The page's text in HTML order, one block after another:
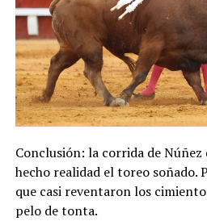
Conclusión: la corrida de
hecho realidad el toreo soñado.
que casi reventaron los
pelo de tonta.